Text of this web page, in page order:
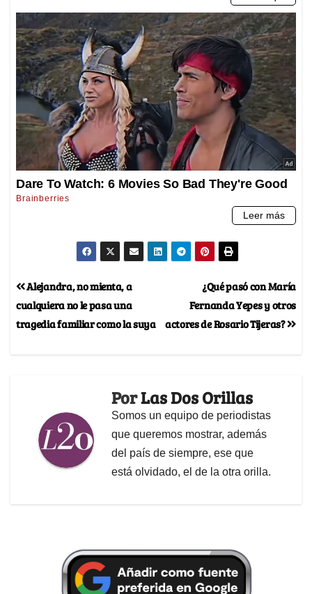
¿Qué pasó con María
Fernanda Yepes y otros
actores de Rosario Tijeras?
Alejandra, no mienta, a
cualquiera no le pasa una
tragedia familiar como la suya
PorLas Dos Orillas
Somos un equipo de periodistas
que queremos mostrar, además
del país de siempre, ese que
está olvidado, el de la otra orilla.